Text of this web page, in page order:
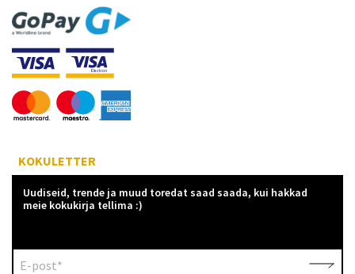
KOKULETTER
Uudiseid, trende ja muud toredat saad saada, kui hakkad
meie kokukirja tellima :)
E-post*